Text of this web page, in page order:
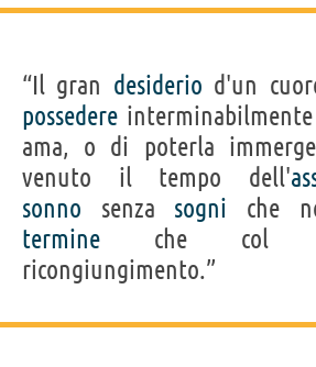
“Il gran desiderio d'un
possedere
ama, o di poterla
venuto il tempo dell'
sonno senza sogni che
termine che col
ricongiungimento.”